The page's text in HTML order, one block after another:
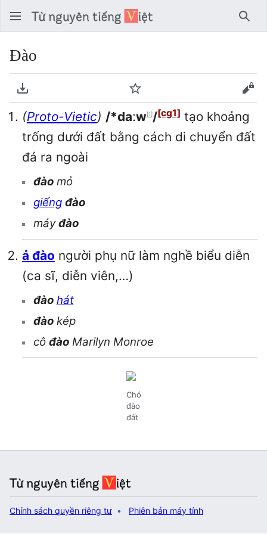
Tìm
Đào
Tải về PDF Theo dõi
(Proto-Vietic) /*daːw [1]/[cg1] tạo khoảng
trống dưới đất bằng cách di chuyển đất
đá ra ngoài
đàomỏ
giếng đào
máyđào
ả đào người phụ nữ làm nghề biểu diễn
(ca sĩ, diễn viên,…)
đào hát
đàokép
cô đàoMarilyn Monroe
Chó
đào
đất
Chính sách quyền riêng tư Phiên bản máy tính